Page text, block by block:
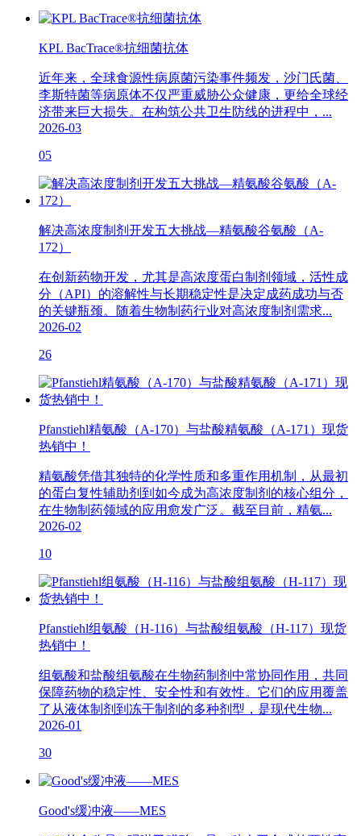
KPL BacTrace®抗细菌抗体
近年来，全球食源性病原菌污染事件频发，沙门氏菌、
李斯特菌等病原体不仅严重威胁公众健康，更给全球经
济带来巨大损失。在构筑公共卫生防线的进程中，...
2026-03
05
解决高浓度制剂开发五大挑战—精氨酸谷氨酸（A-
172）
在创新药物开发，尤其是高浓度蛋白制剂领域，活性成
分（API）的溶解性与长期稳定性是决定成药成功与否
的关键瓶颈。随着生物制药行业对高浓度制剂需求...
2026-02
26
Pfanstiehl精氨酸（A-170）与盐酸精氨酸（A-171）现货
热销中！
精氨酸凭借其独特的化学性质和多重作用机制，从最初
的蛋白复性辅助剂到如今成为高浓度制剂的核心组分，
在生物制药领域的应用愈发广泛。截至目前，精氨...
2026-02
10
Pfanstiehl组氨酸（H-116）与盐酸组氨酸（H-117）现货
热销中！
组氨酸和盐酸组氨酸在生物药制剂中常协同作用，共同
保障药物的稳定性、安全性和有效性。它们的应用覆盖
了从液体制剂到冻干制剂的多种剂型，是现代生物...
2026-01
30
Good's缓冲液——MES